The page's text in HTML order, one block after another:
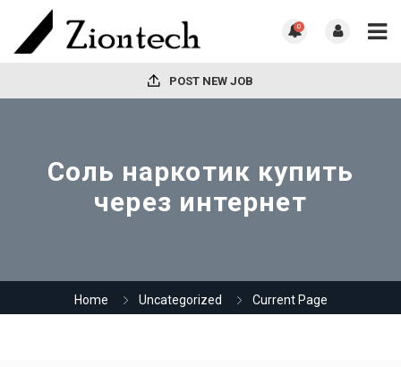
0
POST NEW JOB
Соль наркотик купить
через интернет
Home Uncategorized Current Page